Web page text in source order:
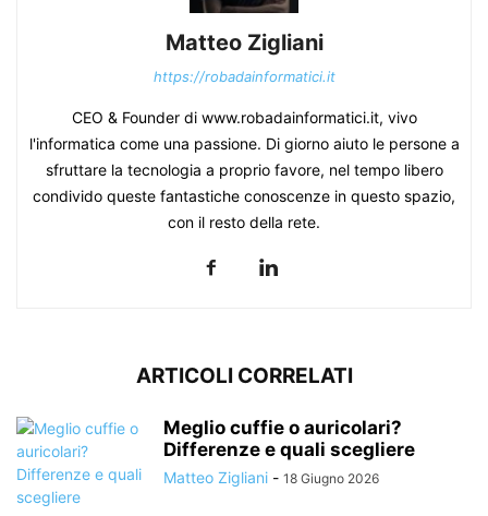
Matteo Zigliani
https://robadainformatici.it
CEO & Founder di www.robadainformatici.it, vivo
l'informatica come una passione. Di giorno aiuto le persone a
sfruttare la tecnologia a proprio favore, nel tempo libero
condivido queste fantastiche conoscenze in questo spazio,
con il resto della rete.
ARTICOLI CORRELATI
Meglio cuffie o auricolari?
Differenze e quali scegliere
Matteo Zigliani - 18 Giugno 2026